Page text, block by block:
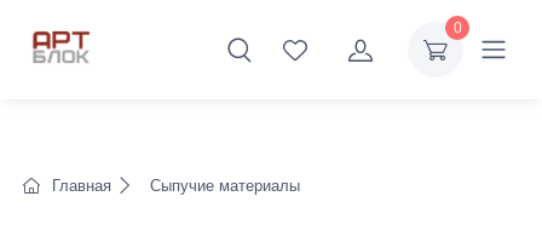
0
Главная Сыпучие материалы